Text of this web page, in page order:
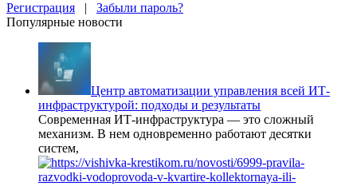
Регистрация | Забыли пароль?
Популярные новости
Центр автоматизации управления всей ИТ-
инфраструктурой: подходы и результаты
Современная ИТ-инфраструктура — это сложный
механизм. В нем одновременно работают десятки
систем,